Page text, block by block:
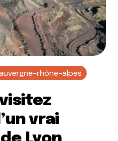
rhône-alpes
vrai